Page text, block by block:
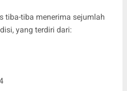
tiba-tiba menerima sejumlah
yang terdiri dari: